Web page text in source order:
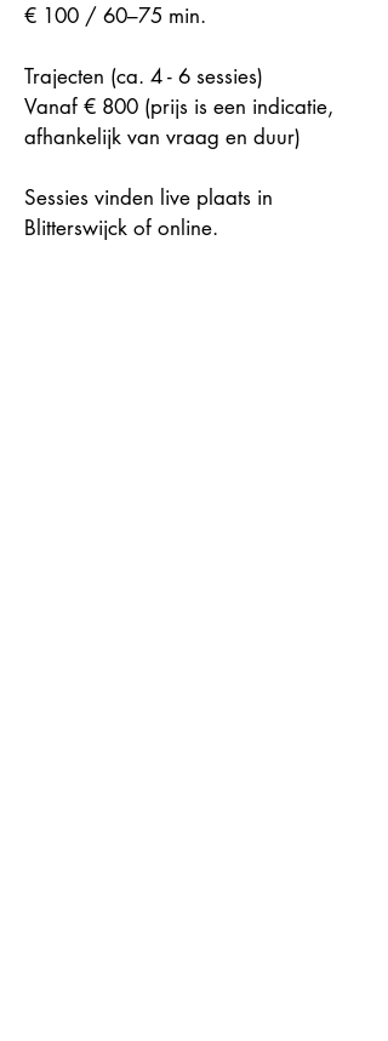
€ 100 / 60–75 min.
Trajecten (ca. 4 - 6 sessies)
Vanaf € 800 (prijs is een indicatie,
afhankelijk van vraag en duur)
Sessies vinden live plaats in
Blitterswijck of online.